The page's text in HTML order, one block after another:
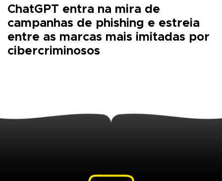
ChatGPT entra na mira de
campanhas de phishing e estreia
entre as marcas mais imitadas por
cibercriminosos